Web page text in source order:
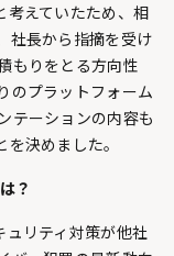
考えていたため、相
社長から指摘を受け
もりをとる方向性
のプラットフォーム
テーションの内容も
決めました。
？
ュリティ対策が他社